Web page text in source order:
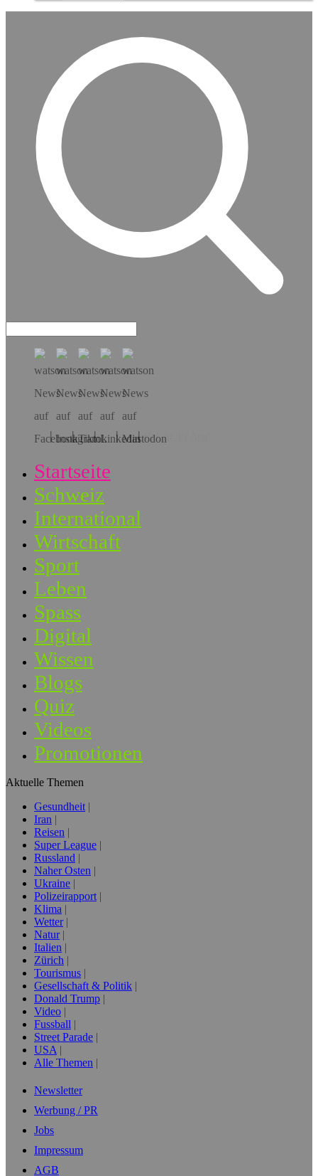
Hol dir die App!
Startseite
Schweiz
International
Wirtschaft
Sport
Leben
Spass
Digital
Wissen
Blogs
Quiz
Videos
Promotionen
Aktuelle Themen
Gesundheit
Iran
Reisen
Super League
Russland
Naher Osten
Ukraine
Polizeirapport
Klima
Wetter
Natur
Italien
Zürich
Tourismus
Gesellschaft & Politik
Donald Trump
Video
Fussball
Street Parade
USA
Alle Themen
Newsletter
Werbung / PR
Jobs
Impressum
AGB